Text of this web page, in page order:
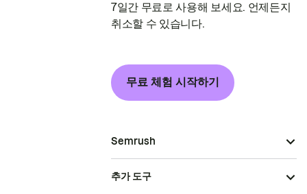
7일간 무료로 사용해 보세요. 언제든지
취소할 수 있습니다.
무료 체험 시작하기
Semrush
추가 도구